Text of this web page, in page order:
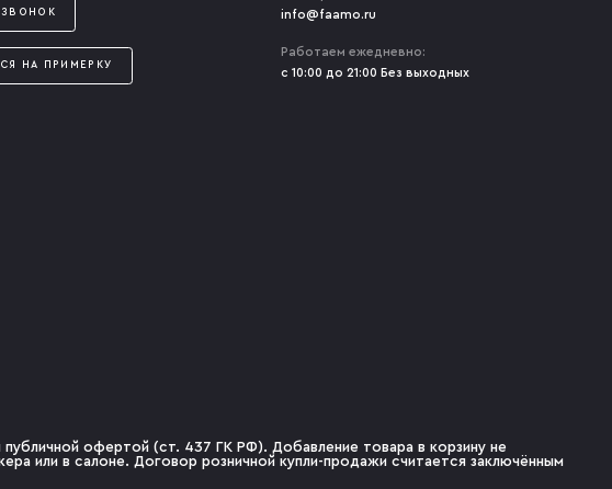
ЗВОНОК
НА ПРИМЕРКУ
info@faamo.ru
Работаем ежедневно:
с 10:00 до 21:00 Без выходных
офертой (ст. 437 ГК РФ). Добавление товара в корзину не
или в салоне. Договор розничной купли-продажи считается заключённым